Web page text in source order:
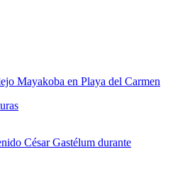
Mayakoba en Playa del Carmen
César Gastélum durante